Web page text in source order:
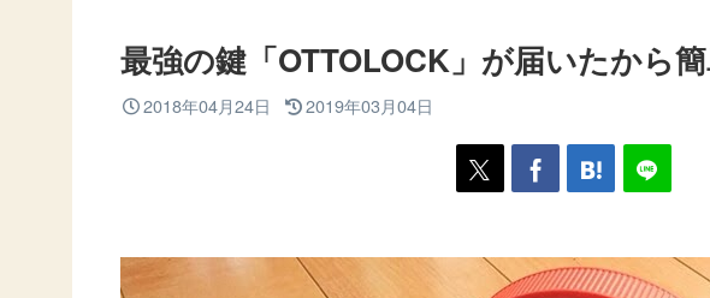
最強の鍵「OTTOLOCK」が届いたから
2018年04月24日 2019年03月04日